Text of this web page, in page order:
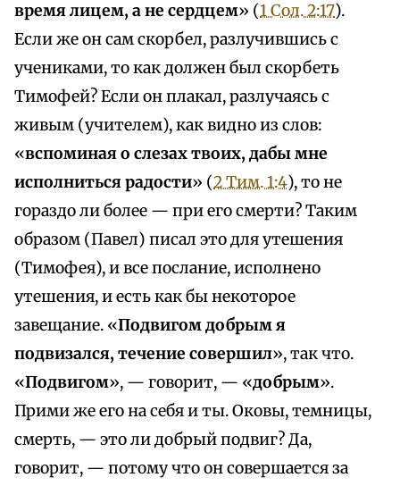
время лицем, а не сердцем» (1 Сол. 2:17).
Если же он сам скорбел, разлучившись с
учениками, то как должен был скорбеть
Тимофей? Если он плакал, разлучаясь с
живым (учителем), как видно из слов:
«вспоминая о слезах твоих, дабы мне
исполниться радости» (2 Тим. 1:4), то не
гораздо ли более — при его смерти? Таким
образом (Павел) писал это для утешения
(Тимофея), и все послание, исполнено
утешения, и есть как бы некоторое
завещание. «Подвигом добрым я
подвизался, течение совершил», так что.
«Подвигом», — говорит, — «добрым».
Прими же его на себя и ты. Оковы, темницы,
смерть, — это ли добрый подвиг? Да,
говорит, — потому что он совершается за